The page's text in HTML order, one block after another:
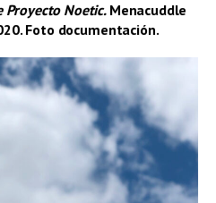
Proyecto Noetic. Menacuddle
Foto documentación.